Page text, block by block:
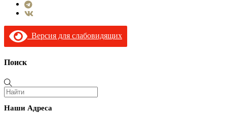
Версия для слабовидящих
Поиск
Наши Адреса